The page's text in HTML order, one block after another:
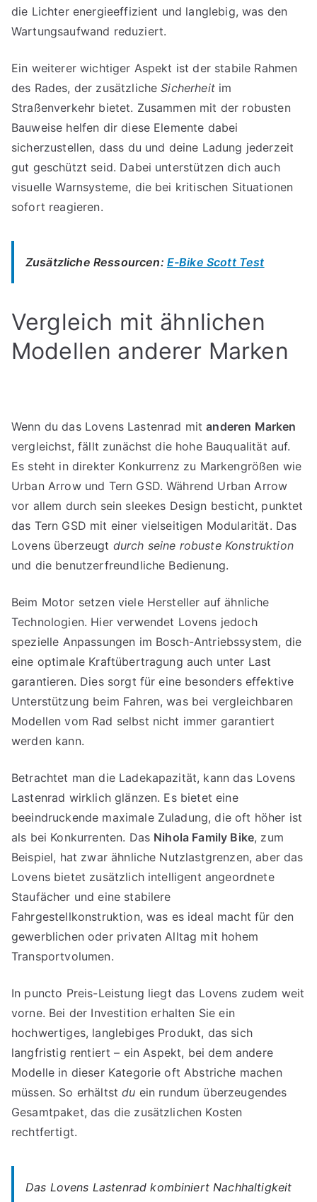
die Lichter energieeffizient und langlebig, was den
Wartungsaufwand reduziert.
Ein weiterer wichtiger Aspekt ist der stabile Rahmen
des Rades, der zusätzlicheSicherheitim
Straßenverkehr bietet. Zusammen mit der robusten
Bauweise helfen dir diese Elemente dabei
sicherzustellen, dass du und deine Ladung jederzeit
gut geschützt seid. Dabei unterstützen dich auch
visuelle Warnsysteme, die bei kritischen Situationen
sofort reagieren.
Zusätzliche Ressourcen: E-Bike Scott Test
Vergleich mit ähnlichen
Modellen anderer Marken
Wenn du das Lovens Lastenrad mitanderen Marken
vergleichst, fällt zunächst die hohe Bauqualität auf.
Es steht in direkter Konkurrenz zu Markengrößen wie
Urban Arrow und Tern GSD. Während Urban Arrow
vor allem durch sein sleekes Design besticht, punktet
das Tern GSD mit einer vielseitigen Modularität. Das
Lovens überzeugt durch seine robuste Konstruktion
und die benutzerfreundliche Bedienung.
Beim Motor setzen viele Hersteller auf ähnliche
Technologien. Hier verwendet Lovens jedoch
spezielle Anpassungen im Bosch-Antriebssystem, die
eine optimale Kraftübertragung auch unter Last
garantieren. Dies sorgt für eine besonders effektive
Unterstützung beim Fahren, was bei vergleichbaren
Modellen vom Rad selbst nicht immer garantiert
werden kann.
Betrachtet man die Ladekapazität, kann das Lovens
Lastenrad wirklich glänzen. Es bietet eine
beeindruckende maximale Zuladung, die oft höher ist
als bei Konkurrenten. Das Nihola Family Bike, zum
Beispiel, hat zwar ähnliche Nutzlastgrenzen, aber das
Lovens bietet zusätzlich intelligent angeordnete
Staufächer und eine stabilere
Fahrgestellkonstruktion, was es ideal macht für den
gewerblichen oder privaten Alltag mit hohem
Transportvolumen.
In puncto Preis-Leistung liegt das Lovens zudem weit
vorne. Bei der Investition erhalten Sie ein
hochwertiges, langlebiges Produkt, das sich
langfristig rentiert – ein Aspekt, bei dem andere
Modelle in dieser Kategorie oft Abstriche machen
müssen. So erhältstdu ein rundum überzeugendes
Gesamtpaket, das die zusätzlichen Kosten
rechtfertigt.
Das Lovens Lastenrad kombiniert Nachhaltigkeit